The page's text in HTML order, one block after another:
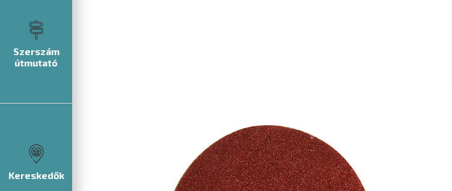
Szerszám
útmutató
Kereskedők